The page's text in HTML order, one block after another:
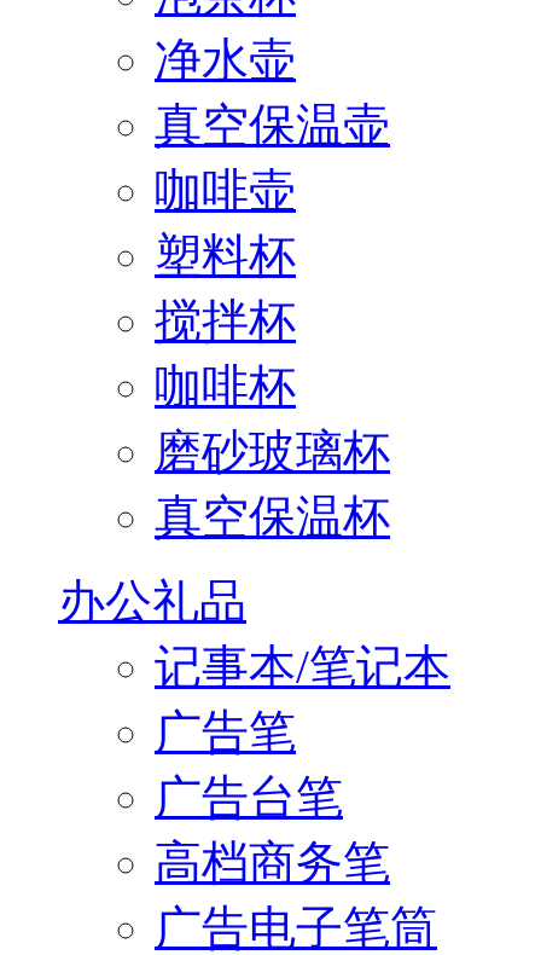
净水壶
真空保温壶
咖啡壶
塑料杯
搅拌杯
咖啡杯
磨砂玻璃杯
真空保温杯
办公礼品
记事本/笔记本
广告笔
广告台笔
高档商务笔
广告电子笔筒